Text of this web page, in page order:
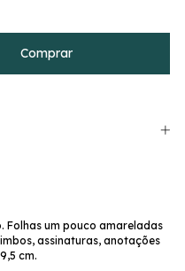
Folhas um pouco amareladas
assinaturas, anotações
cm.